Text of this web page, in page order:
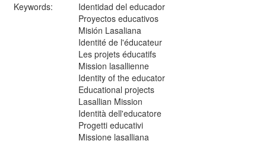
Keywords:
Identidad del educador
Proyectos educativos
Misión Lasaliana
Identité de l'éducateur
Les projets éducatifs
Mission lasallienne
Identity of the educator
Educational projects
Lasallian Mission
Identità dell'educatore
Progetti educativi
Missione lasalliana